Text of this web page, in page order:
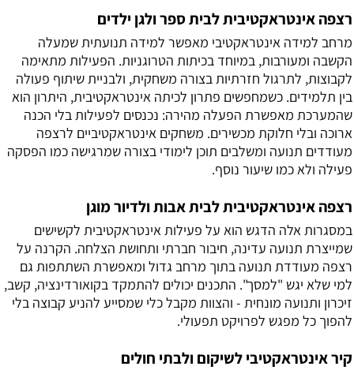
רצפה אינטראקטיבית לבית ספר ולגן ילדים
מרחב למידה אינטראקטיבי מאפשר למידה תנועתית שמעלה
הקשבה ומעורבות, במיוחד בכיתות הטרוגניות. הפעילות מתאימה
לקבוצות, לתרגול חזרתיות בצורה משחקית, ולבניית שיתוף פעולה
בין תלמידים. כשמחפשים פתרון לכיתה אינטראקטיבית, היתרון הוא
שהמערכת מאפשרת הפעלה מהירה: נכנסים לפעילות בלי הכנה
ארוכה ובלי חלוקת מכשירים. משחקים אינטראקטיביים לרצפה
מעודדים תנועה ומשלבים תוכן לימודי בצורה שמרגישה כמו הפסקה
פעילה ולא כמו שיעור נוסף.
רצפה אינטראקטיבית לבית אבות ולדיור מוגן
במסגרות אלה הדגש הוא על פעילות אינטראקטיבית לקשישים
שמייצרת תנועה עדינה, חיבור חברתי ותחושת הצלחה. הקרנה על
רצפה מעודדת תנועה בתוך מרחב גדול ומאפשרת השתתפות גם
למי שלא יגש "למסך". התכנים יכולים להתמקד בקואורדינציה, קשב,
זיכרון ותנועה מונחית - והצוות מקבל כלי שמסייע להניע קבוצה בלי
להפוך כל מפגש לפרויקט תפעולי.
קיר אינטראקטיבי לשיקום ולבתי חולים